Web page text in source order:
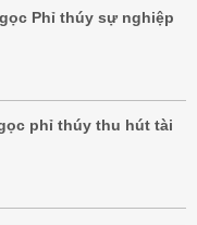
Phỉ thúy sự nghiệp
phỉ thúy thu hút tài